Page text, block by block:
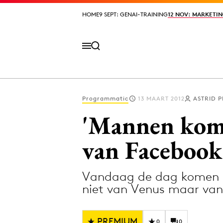
HOME9 SEPT: GENAI-TRAINING12 NOV:
HOME9 SEPT: GENAI-TRAINING12 NOV:
Design
Digital
Diversiteit
Programmatic 13 MAART 2012 ASTRID
'Mannen
van
Vandaag de dag komen
niet van Venus maar
0 0